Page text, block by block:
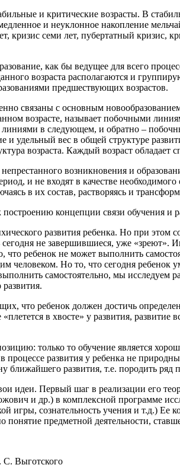
и критические возрасты. В
и неуклонное накопление
кризис семи лет, пубертатный кризис,
как бы ведущее для всего
возраста располагаются и
предшествующих возрастов.
связаны с основным
возрасте, называет побочными
в следующем, и обратно –
удельный вес в общей структуре
возраста. Каждый возраст
возникновения и
и не входят в качестве
в их состав, растворяясь и
концепции связи обучения и
развития ребенка. Но при этом
не завершившиеся, уже «зреют».
что ребенок не может выполнить
Но то, что сегодня ребенок
самостоятельно, мы исследуем
что ребенок должен достичь
в хвосте» у развития, развитие
только то обучение является
развития у ребенка не
ближайшего развития, т.е. породить
идеи. Первый шаг в реализации его
и др.) в комплексной программе
игры, сознательность учения и т.д.)
предметной деятельности,
С. Выготского